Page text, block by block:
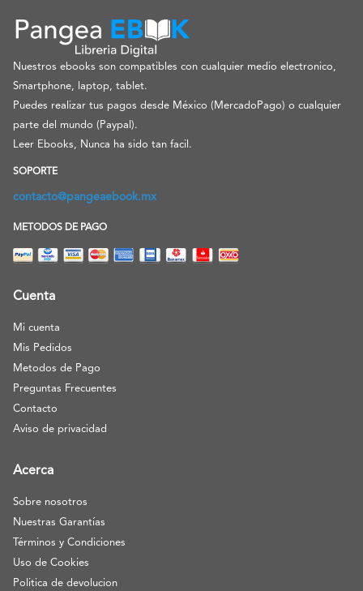
Nuestros ebooks son compatibles con cualquier medio electronico,
Smartphone, laptop, tablet.
Puedes realizar tus pagos desde México (MercadoPago) o cualquier
parte del mundo (Paypal).
Leer Ebooks, Nunca ha sido tan facil.
SOPORTE
contacto@pangeaebook.mx
METODOS DE PAGO
Cuenta
Mi cuenta
Mis Pedidos
Metodos de Pago
Preguntas Frecuentes
Contacto
Aviso de privacidad
Acerca
Sobre nosotros
Nuestras Garantías
Términos y Condiciones
Uso de Cookies
Politica de devolucion